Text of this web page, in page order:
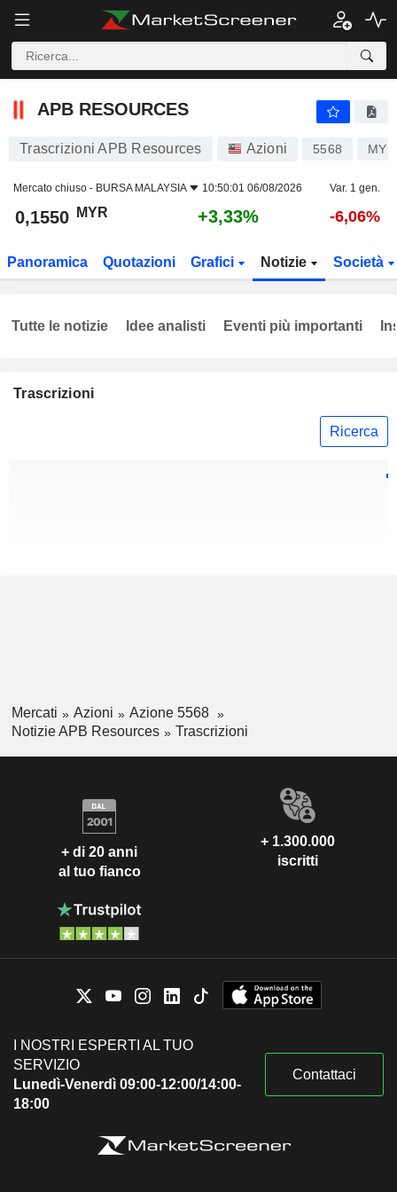
APB RESOURCES
APB RESOURCES
Trascrizioni APB Resources Azioni 5568
Mercato chiuso - BURSA MALAYSIA 10:50:01 06/08/2026 Var. 1 gen.
0,1550 MYR +3,33% -6,06%
Panoramica Quotazioni Grafici Notizie Società
Trascrizioni
Ricerca
Tutte le notizie Idee analisti Eventi più importanti
Mercati Azioni
Azione 5568
Notizie APB Resources
Trascrizioni
+ di 20 anni
al tuo fianco
+ 1.300.000
iscritti
I NOSTRI ESPERTI AL TUO
SERVIZIO
Lunedì-Venerdì 09:00-12:00/14:00-
18:00
Contattaci